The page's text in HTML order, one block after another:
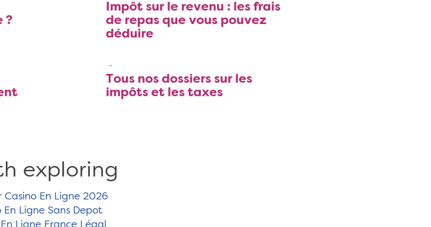
?
Impôt sur le revenu : les frais
de repas que vous pouvez
déduire
Tous nos dossiers sur les
impôts et les taxes
exploring
Casino En Ligne 2026
En Ligne Sans Depot
Ligne France Légal